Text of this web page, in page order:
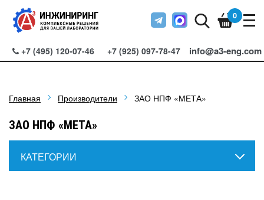
+7 (495) 120-07-46 +7 (925) 097-78-47 info@a3-eng.com
0
Главная Производители ЗАО НПФ «МЕТА»
ЗАО НПФ «МЕТА»
КАТЕГОРИИ